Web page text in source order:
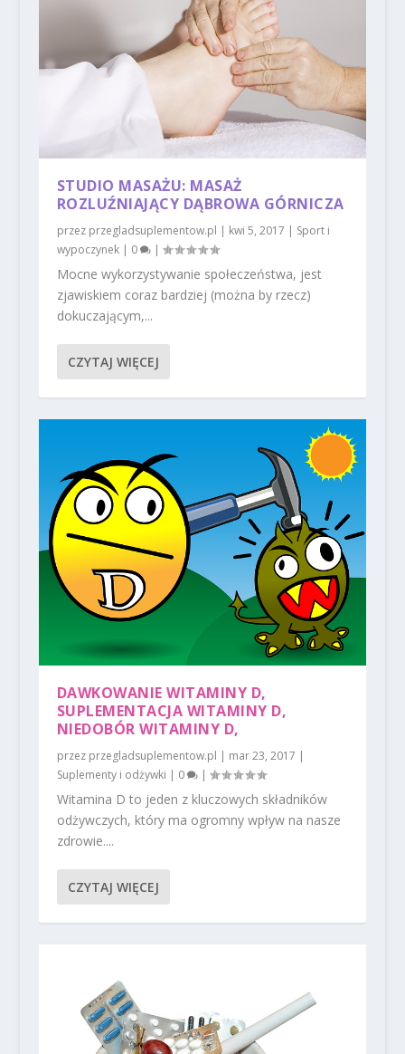
STUDIO MASAŻU: MASAŻ
ROZLUŹNIAJĄCY DĄBROWA GÓRNICZA
przez przegladsuplementow.pl | kwi 5, 2017 | Sport i
wypoczynek| 0 |
Mocne wykorzystywanie społeczeństwa, jest
zjawiskiem coraz bardziej (można by rzecz)
dokuczającym,...
CZYTAJ WIĘCEJ
DAWKOWANIE WITAMINY D,
SUPLEMENTACJA WITAMINY D,
NIEDOBÓR WITAMINY D,
przez przegladsuplementow.pl | mar 23, 2017 |
Suplementy i odżywki | 0 |
Witamina D to jeden z kluczowych składników
odżywczych, który ma ogromny wpływ na nasze
zdrowie....
CZYTAJ WIĘCEJ